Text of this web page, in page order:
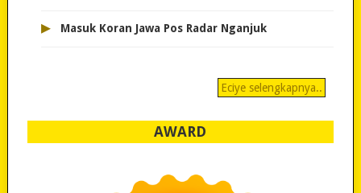
▸ Masuk Koran Jawa Pos Radar Nganjuk
Eciye selengkapnya..
AWARD